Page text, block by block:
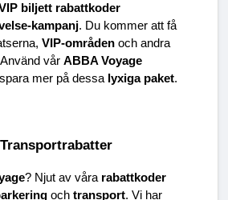
biljett rabattkoder
kampanj. Du kommer att få
VIP-områden och andra
vår ABBA Voyage
mer på dessa lyxiga paket.
? Njut av våra rabattkoder
och transport. Vi har